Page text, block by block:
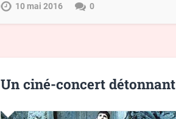
10 mai 2016 0
Un ciné-concert détonnant